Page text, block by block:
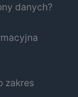
danych?
zakres